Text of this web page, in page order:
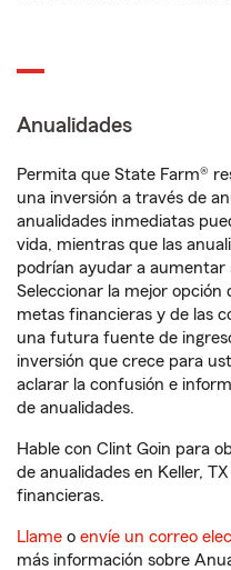
Anualidades
Permita que State Farm®
una inversión a través de
anualidades inmediatas
vida, mientras que las
podrían ayudar a aumentar
Seleccionar la mejor opción
metas financieras y de las
una futura fuente de
inversión que crece para
aclarar la confusión e
de anualidades.
Hable con Clint Goin para
de anualidades en Keller,
financieras.
Llame o envíe un correo
más información sobre